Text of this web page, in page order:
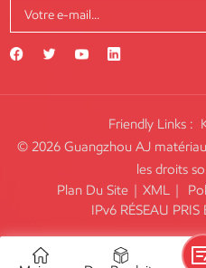
Friendly Links :
© 2026 Guangzhou AJ
les droits
Plan Du Site | XML |
IPv6 RÉSEAU PRIS